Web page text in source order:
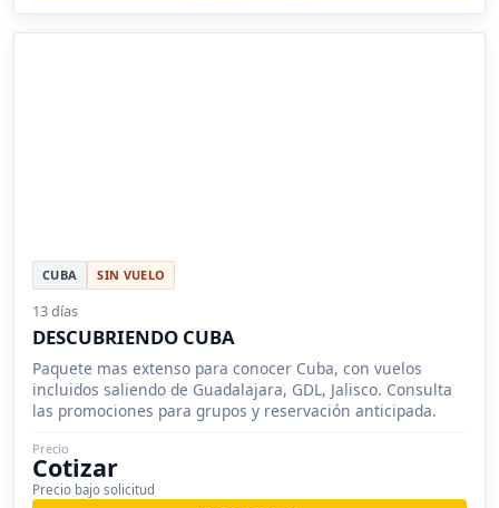
CUBA SIN VUELO
13 días
DESCUBRIENDO CUBA
Paquete mas extenso para conocer Cuba, con vuelos
incluidos saliendo de Guadalajara, GDL, Jalisco. Consulta
las promociones para grupos y reservación anticipada.
Precio
Cotizar
Precio bajo solicitud